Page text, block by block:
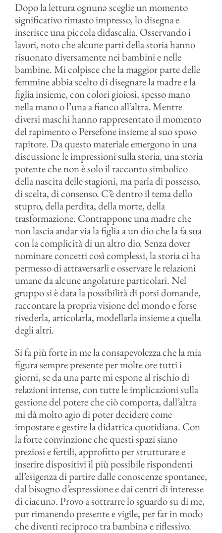
Dopo la lettura ognunə sceglie un momento
significativo rimasto impresso, lo disegna e
inserisce una piccola didascalia. Osservando i
lavori, noto che alcune parti della storia hanno
risuonato diversamente nei bambini e nelle
bambine. Mi colpisce che la maggior parte delle
femmine abbia scelto di disegnare la madre e la
figlia insieme, con colori gioiosi, spesso mano
nella mano o l’una a fianco all’altra. Mentre
diversi maschi hanno rappresentato il momento
del rapimento o Persefone insieme al suo sposo
rapitore. Da questo materiale emergono in una
discussione le impressioni sulla storia, una storia
potente che non è solo il racconto simbolico
della nascita delle stagioni, ma parla di possesso,
di scelta, di consenso. C’è dentro il tema dello
stupro, della perdita, della morte, della
trasformazione. Contrappone una madre che
non lascia andar via la figlia a un dio che la fa sua
con la complicità di un altro dio. Senza dover
nominare concetti così complessi, la storia ci ha
permesso di attraversarli e osservare le relazioni
umane da alcune angolature particolari. Nel
gruppo si è data la possibilità di porsi domande,
raccontare la propria visione del mondo e forse
rivederla, articolarla, modellarla insieme a quella
degli altri.
Si fa più forte in me la consapevolezza che la mia
figura sempre presente per molte ore tutti i
giorni, se da una parte mi espone al rischio di
relazioni intense, con tutte le implicazioni sulla
gestione del potere che ciò comporta, dall’altra
mi dà molto agio di poter decidere come
impostare e gestire la didattica quotidiana. Con
la forte convinzione che questi spazi siano
preziosi e fertili, approfitto per strutturare e
inserire dispositivi il più possibile rispondenti
all’esigenza di partire dalle conoscenze spontanee,
dal bisogno d’espressione e dai centri di interesse
di ciacunə. Provo a sottrarre lo sguardo su di me,
pur rimanendo presente e vigile, per far in modo
che diventi reciproco tra bambinə e riflessivo.